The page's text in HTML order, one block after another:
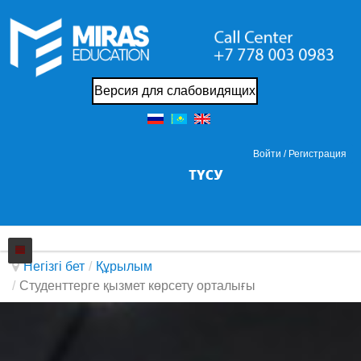
Версия для слабовидящих
Войти / Регистрация
Колледжi
Негізгі бет / Құрылым
/ Студенттерге қызмет көрсету орталығы